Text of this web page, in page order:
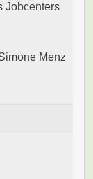
Jobcenters
Menz